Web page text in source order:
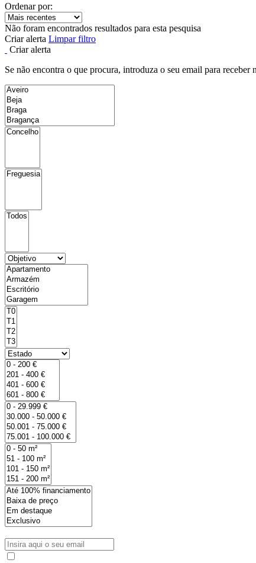
Ordenar por:
Não foram encontrados resultados para esta pesquisa
Criar alerta Limpar filtro
Criar alerta
Se não encontra o que procura, introduza o seu email para